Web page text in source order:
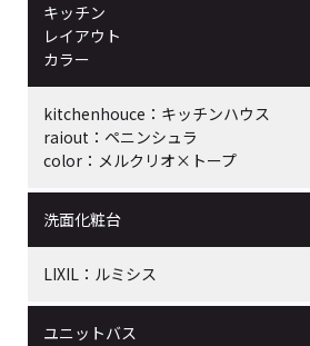
キッチン
レイアウト
カラー
kitchenhouce：キッチンハウス
raiout：ペニンシュラ
color：メルクリオ×トープ
洗面化粧台
LIXIL：ルミシス
ユニットバス